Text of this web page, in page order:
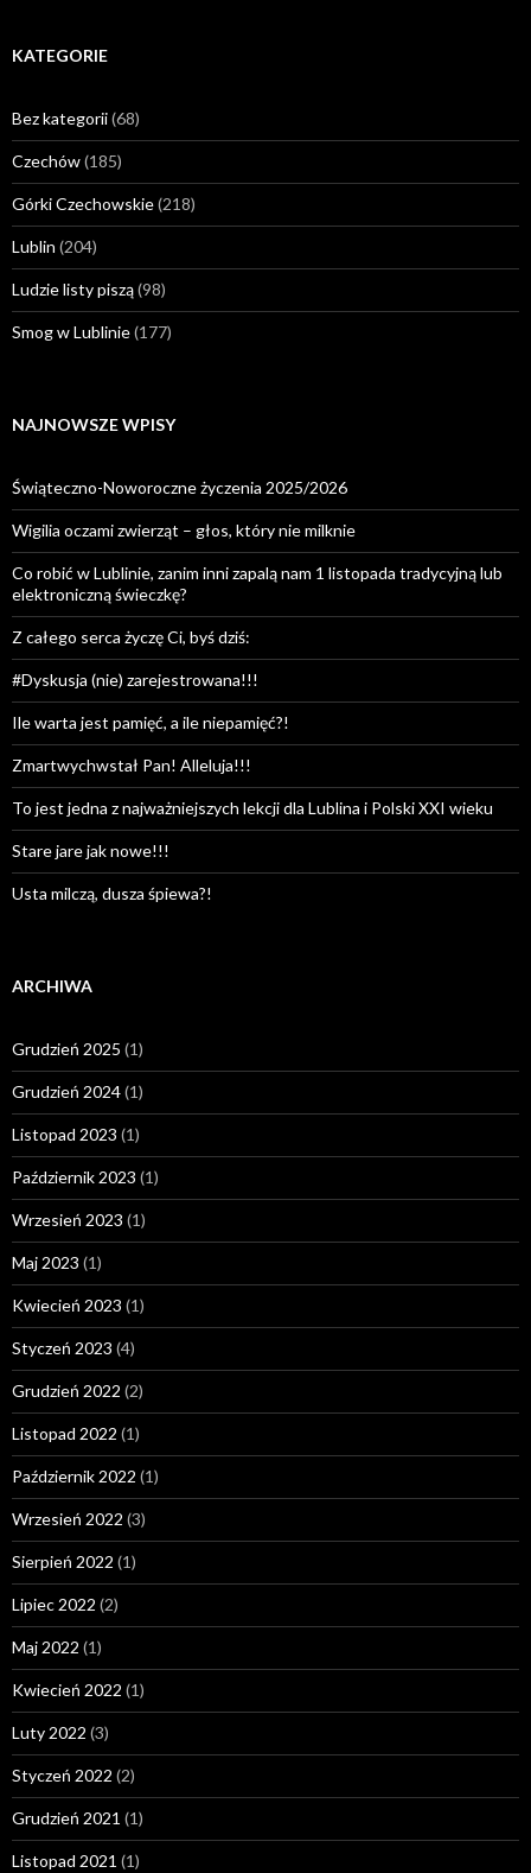
KATEGORIE
Bez kategorii(68)
Czechów(185)
Górki Czechowskie(218)
Lublin (204)
Ludzie listy piszą(98)
Smog w Lublinie(177)
NAJNOWSZE WPISY
Świąteczno-Noworoczne życzenia 2025/2026
Wigilia oczami zwierząt – głos, który nie milknie
Co robić w Lublinie, zanim inni zapalą nam 1 listopada tradycyjną lub
elektroniczną świeczkę?
Z całego serca życzę Ci, byś dziś:
#Dyskusja (nie) zarejestrowana!!!
Ile warta jest pamięć, a ile niepamięć?!
Zmartwychwstał Pan! Alleluja!!!
To jest jedna z najważniejszych lekcji dla Lublina i Polski XXI wieku
Stare jare jak nowe!!!
Usta milczą, dusza śpiewa?!
ARCHIWA
Grudzień 2025 (1)
Grudzień 2024(1)
Listopad 2023 (1)
Październik 2023 (1)
Wrzesień 2023 (1)
Maj 2023 (1)
Kwiecień 2023 (1)
Styczeń 2023 (4)
Grudzień 2022 (2)
Listopad 2022 (1)
Październik 2022 (1)
Wrzesień 2022 (3)
Sierpień 2022 (1)
Lipiec 2022 (2)
Maj 2022 (1)
Kwiecień 2022 (1)
Luty 2022 (3)
Styczeń 2022 (2)
Grudzień 2021 (1)
Listopad 2021 (1)